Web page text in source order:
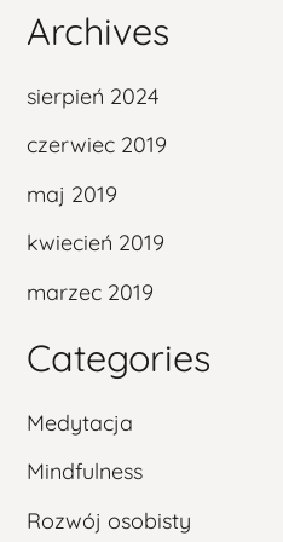
Archives
sierpień 2024
czerwiec 2019
maj 2019
kwiecień 2019
marzec 2019
Categories
Medytacja
Mindfulness
Rozwój osobisty